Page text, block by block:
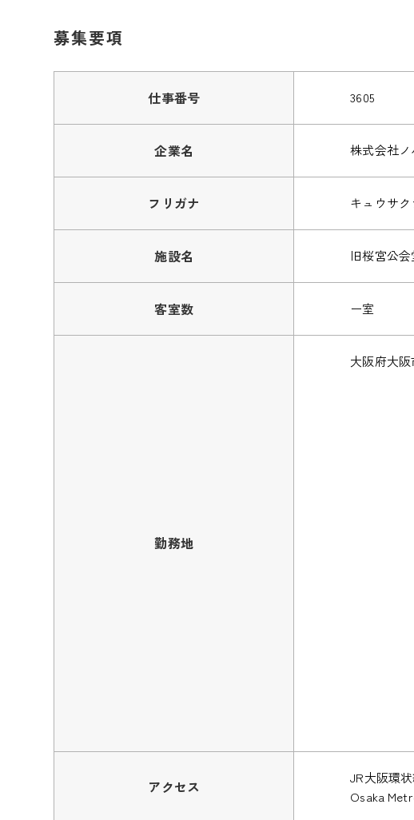
募集要項
仕事番号 3605
企業名 株式会社
フリガナ キュウサ
施設名 旧桜宮公会
客室数 ー室
勤務地
大阪府大
アクセス
JR大阪環
Osaka